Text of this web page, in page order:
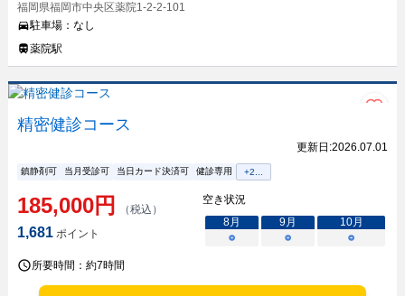
福岡県福岡市中央区薬院1-2-2-101
駐車場： なし
薬院駅
精密健診コース
更新日:2026.07.01
鎮静剤可 当月受診可 当日カード決済可 健診専用 +2...
185,000円 （税込）
1,681ポイント
空き状況
8月 9月 10月
○
○ ○
所要時間： 約7時間